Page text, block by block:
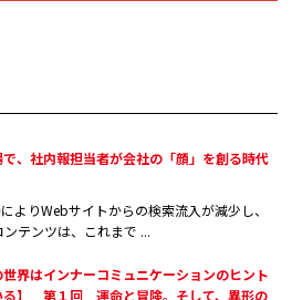
、社内報担当者が会社の「顔」を創る時代
よりWebサイトからの検索流入が減少し、
テンツは、これまで ...
世界はインナーコミュニケーションのヒント
る】 第１回 運命と冒険。そして、異形の